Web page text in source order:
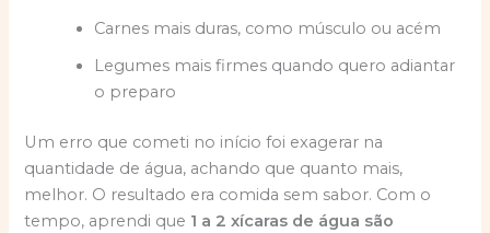
Carnes mais duras, como músculo ou acém
Legumes mais firmes quando quero adiantar
o preparo
Um erro que cometi no início foi exagerar na
quantidade de água, achando que quanto mais,
melhor. O resultado era comida sem sabor. Com o
tempo, aprendi que 1 a 2 xícaras de água são